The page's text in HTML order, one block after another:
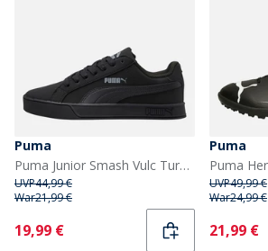
Puma
Puma Junior Smash Vulc Turnschuhe Schwarz/Grau
UVP44,99 €
War21,99 €
Current
19,99 €
Puma
UVP49,99 €
War24,99 €
Current
21,99 €